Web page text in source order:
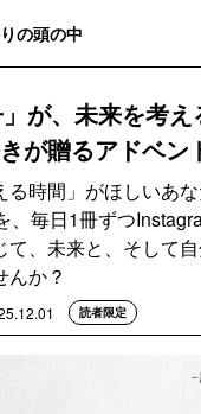
の頭の中
」が、未来を考
が贈るアドベン
る時間」がほしいあ
、毎日1冊ずつ
て、未来と、そして
んか？
読者限定